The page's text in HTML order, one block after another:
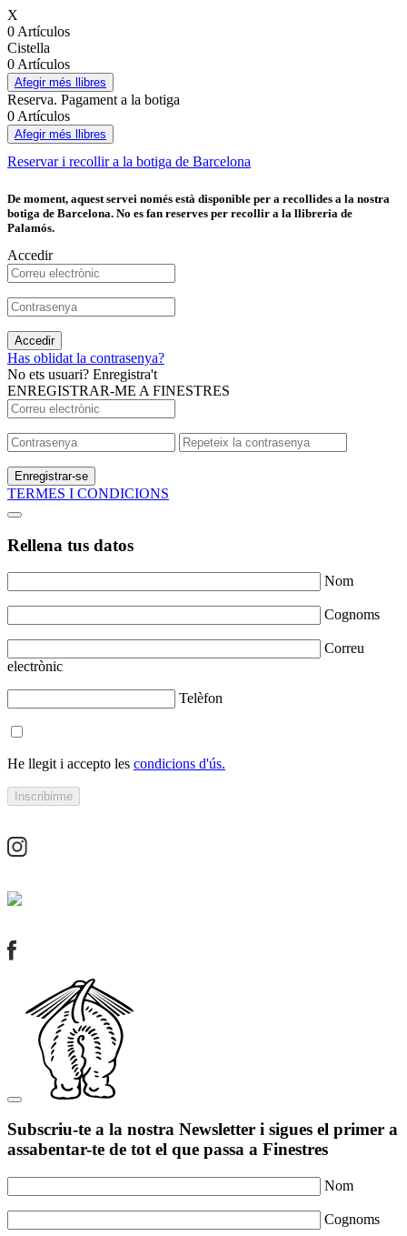
X
0 Artículos
Cistella
0 Artículos
Afegir més llibres
Reserva. Pagament a la botiga
0 Artículos
Afegir més llibres
Reservar i recollir a la botiga de Barcelona
De moment, aquest servei només està disponible per a recollides a la nostra
botiga de Barcelona. No es fan reserves per recollir a la llibreria de
Palamós.
Accedir
Accedir
Has oblidat la contrasenya?
No ets usuari? Enregistra't
ENREGISTRAR-ME A FINESTRES
Enregistrar-se
TERMES I CONDICIONS
Rellena tus datos
Nom
Cognoms
Correu
electrònic
Telèfon
He llegit i accepto les condicions d'ús.
Subscriu-te a la nostra Newsletter i sigues el primer a
assabentar-te de tot el que passa a Finestres
Nom
Cognoms